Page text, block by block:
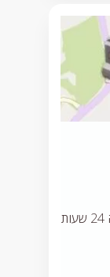
מחפש מנעולן באשרת? אנחנו נותנים מענה 24 שעות